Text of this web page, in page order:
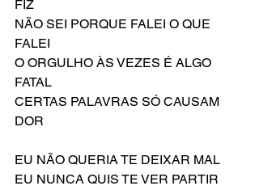
FIZ
NÃO SEI PORQUE FALEI O QUE
FALEI
O ORGULHO ÀS VEZES É ALGO
FATAL
CERTAS PALAVRAS SÓ CAUSAM
DOR
EU NÃO QUERIA TE DEIXAR MAL
EU NUNCA QUIS TE VER PARTIR